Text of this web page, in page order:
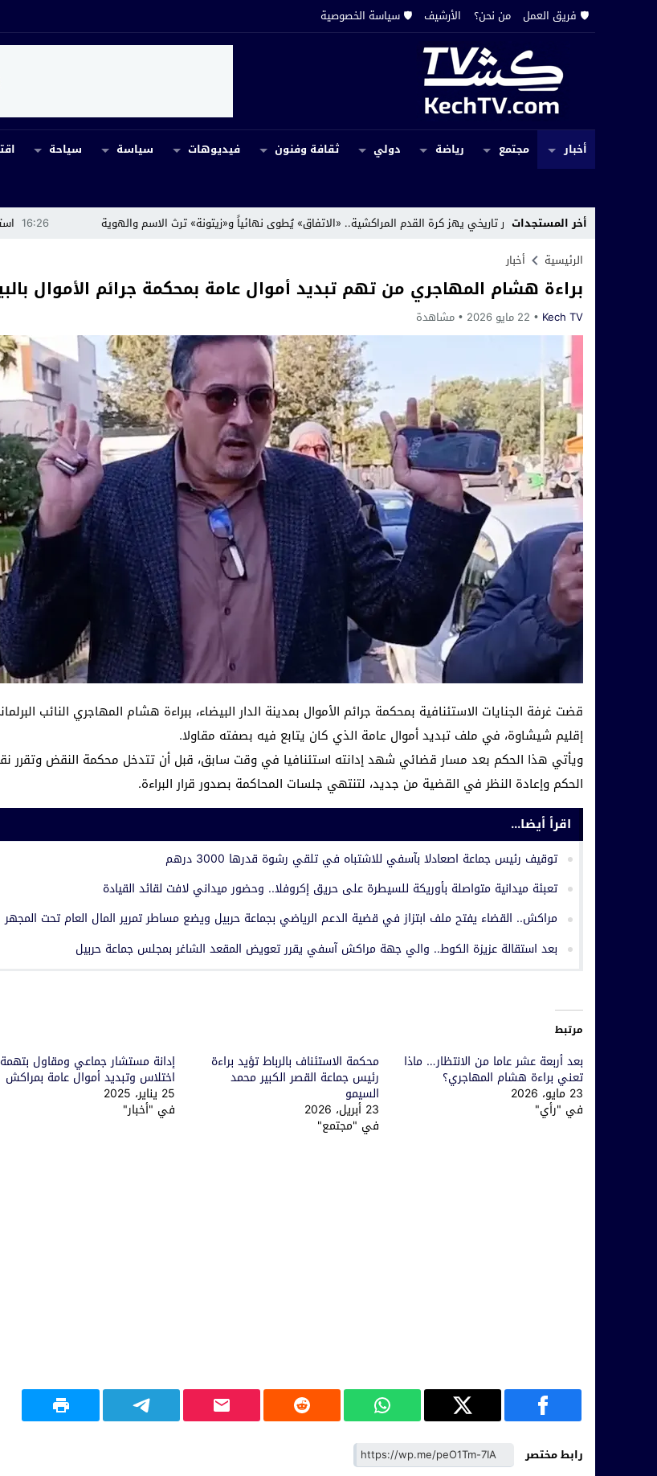
🛡️ فريق العمل من نحن؟ الأرشيف 🛡️ سياسة الخصوصية
أخبار مجتمع رياضة دولي ثقافة وفنون فيديوهات سياسة سياحة
أخر المستجدات 16:26 استنفار أمني
قرار تاريخي يهز كرة القدم المراكشية.. «الاتفاق» يُطوى نهائياً و«زيتونة» ترث الاسم والهوية
الرئيسية
أخبار
براءة هشام المهاجري من تهم تبديد أموال عامة بمحكمة جرائم الأموال
Kech TV 22 مايو 2026 مشاهدة
قضت غرفة الجنايات الاستئنافية بمحكمة جرائم الأموال بمدينة الدار البيضاء، ببراءة هشام المهاجري النائب
إقليم شيشاوة، في ملف تبديد أموال عامة الذي كان يتابع فيه بصفته مقاولا.
ويأتي هذا الحكم بعد مسار قضائي شهد إدانته استئنافيا في وقت سابق، قبل أن تتدخل محكمة النقض وتقرر
الحكم وإعادة النظر في القضية من جديد، لتنتهي جلسات المحاكمة بصدور قرار البراءة.
اقرأ أيضا...
توقيف رئيس جماعة اصعادلا بآسفي للاشتباه في تلقي رشوة قدرها 3000 درهم
تعبئة ميدانية متواصلة بأوريكة للسيطرة على حريق إكروفلا.. وحضور ميداني لافت لقائد القيادة
مراكش.. القضاء يفتح ملف ابتزاز في قضية الدعم الرياضي بجماعة حربيل ويضع مساطر تمرير المال العام تحت المجهر
بعد استقالة عزيزة الكوط.. والي جهة مراكش آسفي يقرر تعويض المقعد الشاغر بمجلس جماعة حربيل
مرتبط
بعد أربعة عشر عاما من الانتظار… ماذا
تعني براءة هشام المهاجري؟
23 مايو، 2026
في "رأي"
محكمة الاستئناف بالرباط تؤيد براءة
رئيس جماعة القصر الكبير محمد
السيمو
23 أبريل، 2026
في "مجتمع"
إدانة مستشار جماعي ومقاول بتهمة
اختلاس وتبديد أموال عامة بمراكش
25 يناير، 2025
في "أخبار"
رابط مختصر